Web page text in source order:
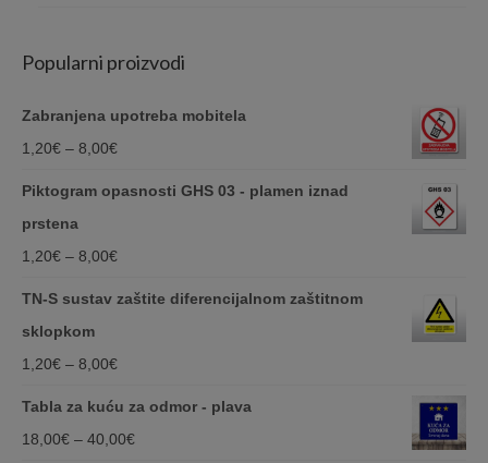
Popularni proizvodi
Zabranjena upotreba mobitela
1,20€ – 8,00€Price
Piktogram opasnosti GHS 03 - plamen iznad
prstena
1,20€ – 8,00€Price
TN-S sustav zaštite diferencijalnom zaštitnom
sklopkom
1,20€ – 8,00€Price
Tabla za kuću za odmor - plava
18,00€ – 40,00€Price